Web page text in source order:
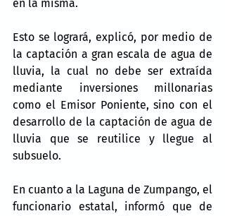
en la misma.
Esto se logrará, explicó, por medio de
la captación a gran escala de agua de
lluvia, la cual no debe ser extraída
mediante inversiones millonarias
como el Emisor Poniente, sino con el
desarrollo de la captación de agua de
lluvia que se reutilice y llegue al
subsuelo.
En cuanto a la Laguna de Zumpango, el
funcionario estatal, informó que de